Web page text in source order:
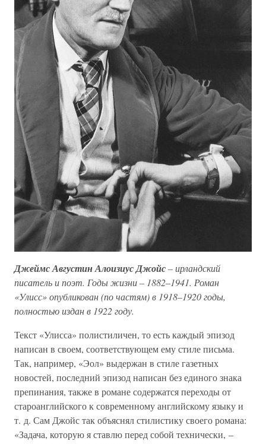
Джеймс Августин Алоизиус Джойс– ирландский
писатель и поэт. Годы жизни – 1882–1941. Роман
«Улисс» опубликован (по частям) в 1918–1920 годы,
полностью издан в 1922 году.
Текст «Улисса» полистиличен, то есть каждый эпизод
написан в своем, соответствующем ему стиле письма.
Так, например, «Эол» выдержан в стиле газетных
новостей, последний эпизод написан без единого знака
препинания, также в романе содержатся переходы от
староанглийского к современному английскому языку и
т. д. Сам Джойс так объяснял стилистику своего романа:
«Задача, которую я ставлю перед собой технически, –